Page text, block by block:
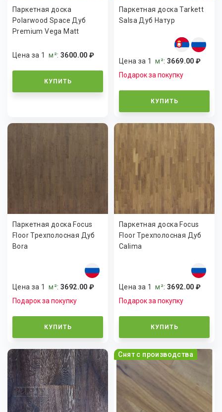
Паркетная доска
Polarwood Space Дуб
Premium Vega Matt
Цена за 1м²:3600.00 ₽
КУПИТЬ
Паркетная доска Tarkett
Salsa Дуб Натур
Цена за 1м²:3669.00 ₽
Подарок за покупку
КУПИТЬ
Паркетная доска Focus
Floor Трехполосная Дуб
Bora
Цена за 1м²:3692.00 ₽
Подарок за покупку
КУПИТЬ
Паркетная доска Focus
Floor Трехполосная Дуб
Calima
Цена за 1м²:3692.00 ₽
Подарок за покупку
КУПИТЬ
Снят с производства